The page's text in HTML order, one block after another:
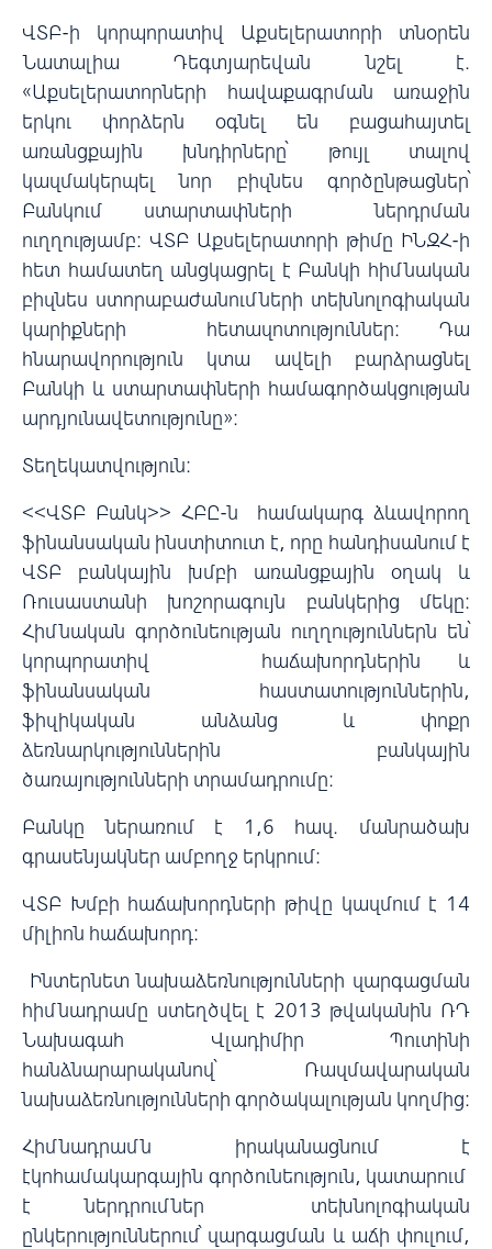
ՎՏԲ-ի կորպորատիվ Աքսելերատորի տնօրեն
Նատալիա Դեգտյարեվան նշել է.
«Աքսելերատորների հավաքագրման առաջին
երկու փորձերն օգնել են բացահայտել
առանցքային խնդիրները՝ թույլ տալով
կազմակերպել նոր բիզնես գործընթացներ՝
Բանկում ստարտափների ներդրման
ուղղությամբ։ ՎՏԲ Աքսելերատորի թիմը ԻՆԶՀ-ի
հետ համատեղ անցկացրել է Բանկի հիմնական
բիզնես ստորաբաժանումների տեխնոլոգիական
կարիքների հետազոտություններ։ Դա
հնարավորություն կտա ավելի բարձրացնել
Բանկի և ստարտափների համագործակցության
արդյունավետությունը»։
Տեղեկատվություն:
<<ՎՏԲ Բանկ>> ՀԲԸ-ն համակարգ ձևավորող
ֆինանսական ինստիտուտ է, որը հանդիսանում է
ՎՏԲ բանկային խմբի առանցքային օղակ և
Ռուսաստանի խոշորագույն բանկերից մեկը:
Հիմնական գործունեության ուղղություններն են՝
կորպորատիվ հաճախորդներին և
ֆինանսական հաստատություններին,
ֆիզիկական անձանց և փոքր
ձեռնարկություններին բանկային
ծառայությունների տրամադրումը:
Բանկը ներառում է 1,6 հազ. մանրածախ
գրասենյակներ ամբողջ երկրում:
ՎՏԲ Խմբի հաճախորդների թիվը կազմում է 14
միլիոն հաճախորդ:
Ինտերնետ նախաձեռնությունների զարգացման
հիմնադրամը ստեղծվել է 2013 թվականին ՌԴ
Նախագահ Վլադիմիր Պուտինի
հանձնարարականով՝ Ռազմավարական
նախաձեռնությունների գործակալության կողմից:
Հիմնադրամն իրականացնում է
էկոհամակարգային գործունեություն, կատարում
է ներդրումներ տեխնոլոգիական
ընկերություններում՝ զարգացման և աճի փուլում,